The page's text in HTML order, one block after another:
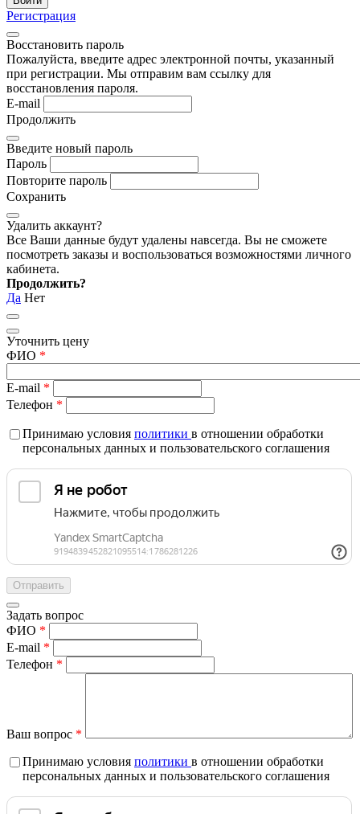
Регистрация
Восстановить пароль
Пожалуйста, введите адрес электронной почты, указанный
при регистрации. Мы отправим вам ссылку для
восстановления пароля.
E-mail
Продолжить
Введите новый пароль
Пароль
Повторите пароль
Сохранить
Удалить аккаунт?
Все Ваши данные будут удалены навсегда. Вы не сможете
посмотреть заказы и воспользоваться возможностями личного
кабинета.
Продолжить?
Да Нет
Уточнить цену
ФИО *
E-mail *
Телефон *
Принимаю условия политики в отношении обработки
персональных данных и пользовательского соглашения
Задать вопрос
ФИО *
E-mail *
Телефон *
Ваш вопрос *
Принимаю условия политики в отношении обработки
персональных данных и пользовательского соглашения